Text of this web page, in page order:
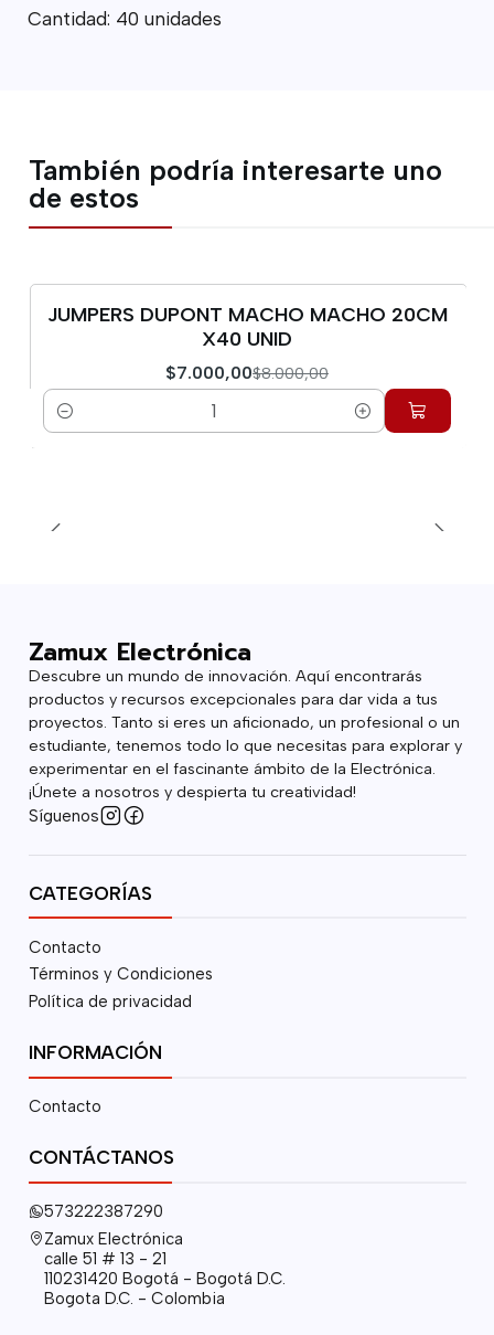
Cantidad: 40 unidades
También podría interesarte uno
de estos
JUMPERS DUPONT MACHO MACHO 20CM
X40 UNID
$7.000,00$8.000,00
Cantidad
Zamux Electrónica
Descubre un mundo de innovación. Aquí encontrarás
productos y recursos excepcionales para dar vida a tus
proyectos. Tanto si eres un aficionado, un profesional o un
estudiante, tenemos todo lo que necesitas para explorar y
experimentar en el fascinante ámbito de la Electrónica.
¡Únete a nosotros y despierta tu creatividad!
Síguenos
CATEGORÍAS
Contacto
Términos y Condiciones
Política de privacidad
INFORMACIÓN
Contacto
CONTÁCTANOS
573222387290
Zamux Electrónica
calle 51 # 13 - 21
110231420 Bogotá - Bogotá D.C.
Bogota D.C. - Colombia